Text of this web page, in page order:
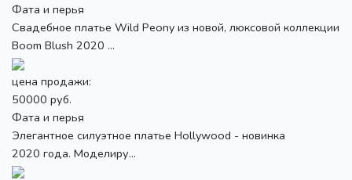
Фата и перья
Свадебное платье Wild Peony из новой, люксовой коллекции
Boom Blush 2020 ...
цена продажи:
50000 руб.
Фата и перья
Элегантное силуэтное платье Hollywood - новинка
2020 года. Моделиру...